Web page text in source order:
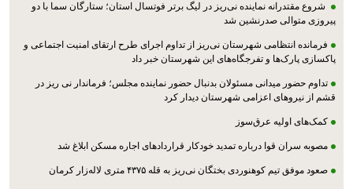
شروع مقتدرانه نماینده نی‌ریز در لیگ برتر فوتسال استان؛ ستارگان سما با دو
پیروزی متوالی صدرنشین شد
فرمانده انتظامی شهرستان نی‌ریز از تداوم اجرای طرح ارتقای امنیت اجتماعی و
پاکسازی پارک‌ها و تفرجگاه‌های این شهرستان خبر داد
تداوم حضور میدانی مسئولان بدنبال حضور نماینده مجلس؛ فرماندار نی ریز در
قشم از نیروهای اعزامی شهرستان دیدار کرد
کمک‌های اولیه عرق‌سوز
مصوبه سران قوا درباره تمدید خودکار قراردادهای اجاره مسکن ابلاغ شد
صعود موفق تیم کوهنوردی بختگان نی‌ریز به قله ۴۳۷۵ متری لاله‌زار کرمان